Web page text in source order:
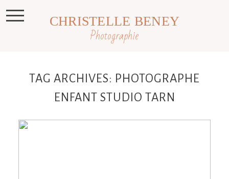
Photographie
CHRISTELLE BENEY
TAG ARCHIVES: PHOTOGRAPHE
ENFANT STUDIO TARN